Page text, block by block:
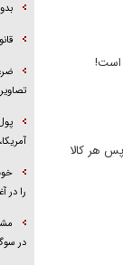
است!
هر کالا
را در
در